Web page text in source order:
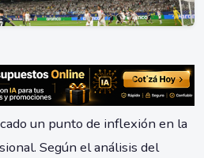
un punto de inflexión en la
Según el análisis del